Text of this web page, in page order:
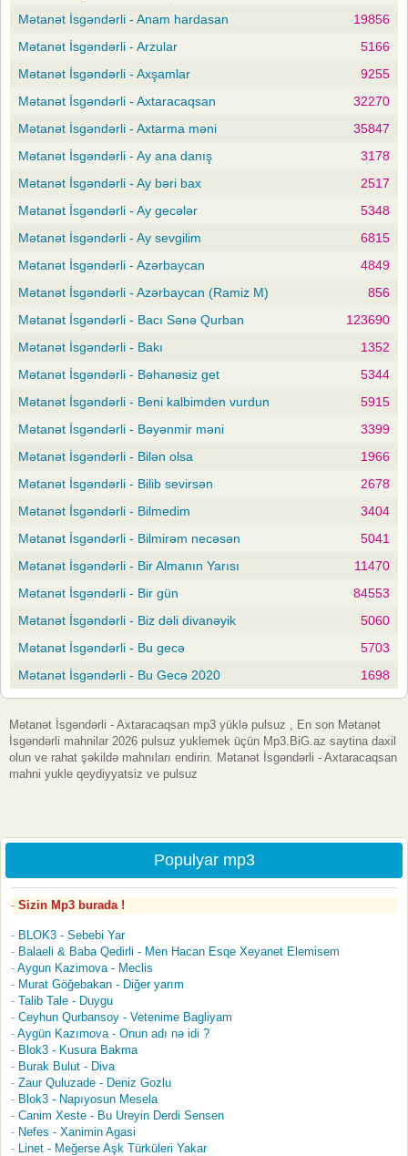
Mətanət İsgəndərli - Anam hardasan
19856
Mətanət İsgəndərli - Arzular
5166
Mətanət İsgəndərli - Axşamlar
9255
Mətanət İsgəndərli - Axtaracaqsan
32270
Mətanət İsgəndərli - Axtarma məni
35847
Mətanət İsgəndərli - Ay ana danış
3178
Mətanət İsgəndərli - Ay bəri bax
2517
Mətanət İsgəndərli - Ay gecələr
5348
Mətanət İsgəndərli - Ay sevgilim
6815
Mətanət İsgəndərli - Azərbaycan
4849
Mətanət İsgəndərli - Azərbaycan (Ramiz M)
856
Mətanət İsgəndərli - Bacı Sənə Qurban
123690
Mətanət İsgəndərli - Bakı
1352
Mətanət İsgəndərli - Bəhanəsiz get
5344
Mətanət İsgəndərli - Beni kalbimden vurdun
5915
Mətanət İsgəndərli - Bəyənmir məni
3399
Mətanət İsgəndərli - Bilən olsa
1966
Mətanət İsgəndərli - Bilib sevirsən
2678
Mətanət İsgəndərli - Bilmedim
3404
Mətanət İsgəndərli - Bilmirəm necəsən
5041
Mətanət İsgəndərli - Bir Almanın Yarısı
11470
Mətanət İsgəndərli - Bir gün
84553
Mətanət İsgəndərli - Biz dəli divanəyik
5060
Mətanət İsgəndərli - Bu gecə
5703
Mətanət İsgəndərli - Bu Gecə 2020
1698
Mətanət İsgəndərli - Axtaracaqsan mp3 yüklə pulsuz , En son Mətanət
İsgəndərli mahnilar 2026 pulsuz yuklemek üçün Mp3.BiG.az saytina daxil
olun ve rahat şəkildə mahnıları endirin. Mətanət İsgəndərli - Axtaracaqsan
mahni yukle qeydiyyatsiz ve pulsuz
Populyar mp3
Sizin Mp3 burada !
BLOK3 - Sebebi Yar
Balaeli & Baba Qedirli - Men Hacan Esqe Xeyanet Elemisem
Aygun Kazimova - Meclis
Murat Göğebakan - Diğer yarım
Talib Tale - Duygu
Ceyhun Qurbansoy - Vetenime Bagliyam
Aygün Kazımova - Onun adı nə idi ?
Blok3 - Kusura Bakma
Burak Bulut - Diva
Zaur Quluzade - Deniz Gozlu
Blok3 - Napıyosun Mesela
Canim Xeste - Bu Ureyin Derdi Sensen
Nefes - Xanimin Agasi
Linet - Meğerse Aşk Türküleri Yakar